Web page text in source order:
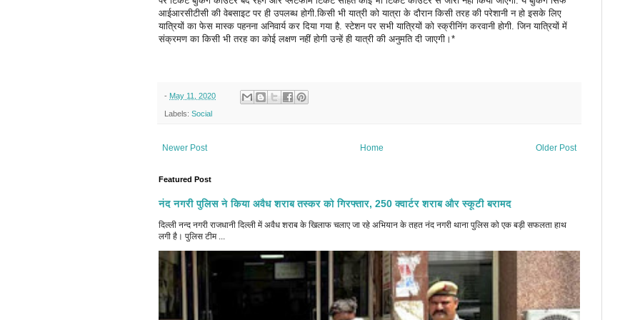
आईआरसीटीसी की वेबसाइट पर ही उपलब्ध होगी.किसी भी यात्री को यात्रा के दौरान किसी तरह की परेशानी न हो इसके लिए
यात्रियों का फेस मास्क पहनना अनिवार्य कर दिया गया है. स्टेशन पर सभी यात्रियों को स्क्रीनिंग करवानी होगी. जिन यात्रियों में
संक्रमण का किसी भी तरह का कोई लक्षण नहीं होगी उन्हें ही यात्री की अनुमति दी जाएगी।*
- May 11, 2020
Labels: Social
Newer Post Older Post
Home
Featured Post
नंद नगरी पुलिस ने किया अवैध शराब तस्कर को गिरफ्तार, 250 क्वार्टर शराब और स्कूटी बरामद
दिल्ली नन्द नगरी राजधानी दिल्ली में अवैध शराब के खिलाफ चलाए जा रहे अभियान के तहत नंद नगरी थाना पुलिस को एक बड़ी सफलता हाथ
लगी है। पुलिस टीम ...